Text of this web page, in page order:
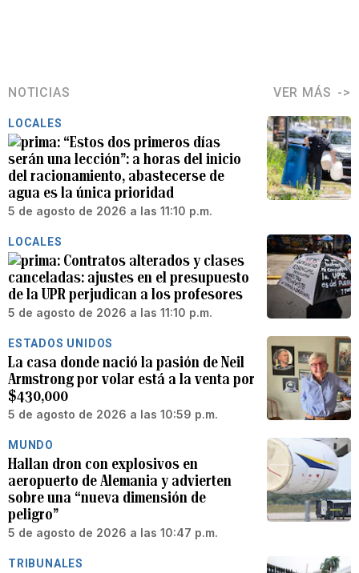
NOTICIAS VER MÁS
LOCALES
“Estos dos primeros días
serán una lección”: a horas del inicio
del racionamiento, abastecerse de
agua es la única prioridad
5 de agosto de 2026 a las 11:10 p.m.
LOCALES
Contratos alterados y clases
canceladas: ajustes en el presupuesto
de la UPR perjudican a los profesores
5 de agosto de 2026 a las 11:10 p.m.
ESTADOS UNIDOS
La casa donde nació la pasión de Neil
Armstrong por volar está a la venta por
$430,000
5 de agosto de 2026 a las 10:59 p.m.
MUNDO
Hallan dron con explosivos en
aeropuerto de Alemania y advierten
sobre una “nueva dimensión de
peligro”
5 de agosto de 2026 a las 10:47 p.m.
TRIBUNALES